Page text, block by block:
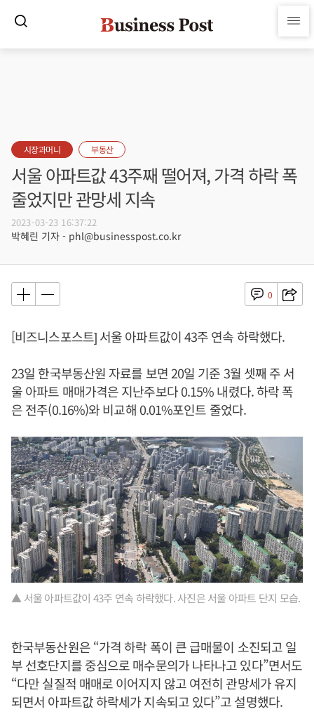
시장과머니 부동산
서울 아파트값 43주째 떨어져, 가격 하락 폭
줄었지만 관망세 지속
2023-03-23 16:37:22
박혜린 기자 - phl@businesspost.co.kr
0
[비즈니스포스트] 서울 아파트값이 43주 연속 하락했다.
23일 한국부동산원 자료를 보면 20일 기준 3월 셋째 주 서
울 아파트 매매가격은 지난주보다 0.15% 내렸다. 하락 폭
은 전주(0.16%)와 비교해 0.01%포인트 줄었다.
▲ 서울 아파트값이 43주 연속 하락했다. 사진은 서울 아파트 단지 모습.
한국부동산원은 “가격 하락 폭이 큰 급매물이 소진되고 일
부 선호단지를 중심으로 매수문의가 나타나고 있다”면서도
“다만 실질적 매매로 이어지지 않고 여전히 관망세가 유지
되면서 아파트값 하락세가 지속되고 있다”고 설명했다.